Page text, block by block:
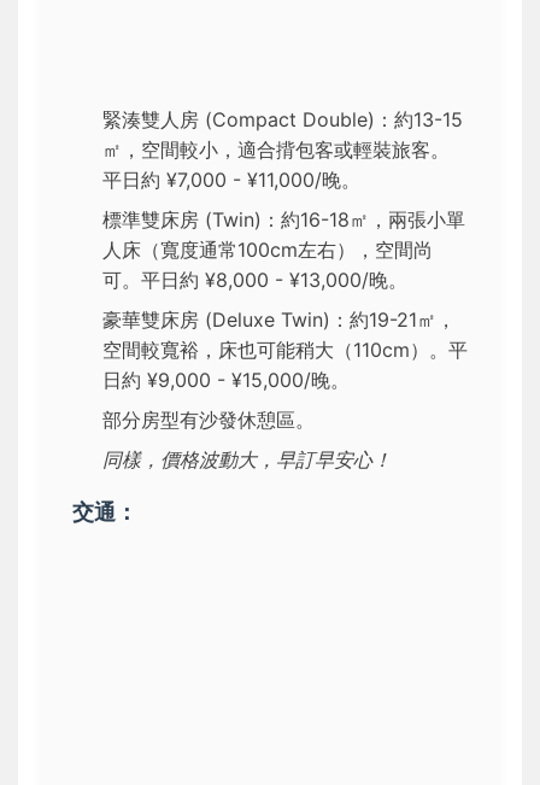
緊湊雙人房 (Compact Double)：約13-15
㎡，空間較小，適合揹包客或輕裝旅客。
平日約 ¥7,000 - ¥11,000/晚。
標準雙床房 (Twin)：約16-18㎡，兩張小單
人床（寬度通常100cm左右），空間尚
可。平日約 ¥8,000 - ¥13,000/晚。
豪華雙床房 (Deluxe Twin)：約19-21㎡，
空間較寬裕，床也可能稍大（110cm）。平
日約 ¥9,000 - ¥15,000/晚。
部分房型有沙發休憩區。
同樣，價格波動大，早訂早安心！
交通：